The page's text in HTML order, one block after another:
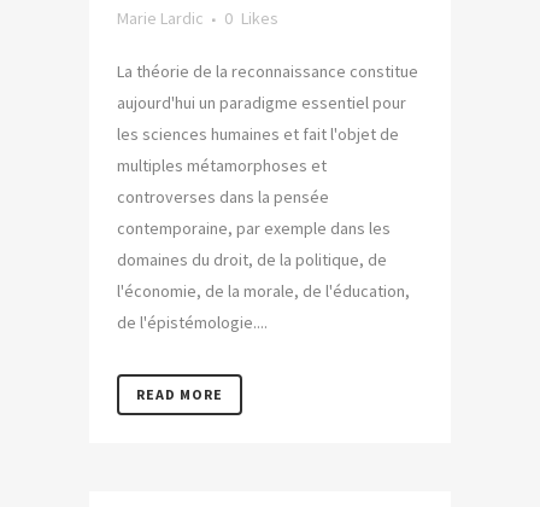
Marie Lardic
0 Likes
La théorie de la reconnaissance constitue
aujourd'hui un paradigme essentiel pour
les sciences humaines et fait l'objet de
multiples métamorphoses et
controverses dans la pensée
contemporaine, par exemple dans les
domaines du droit, de la politique, de
l'économie, de la morale, de l'éducation,
de l'épistémologie....
READ MORE